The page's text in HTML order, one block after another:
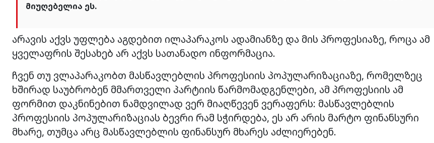
მიუღებელია ეს.
არავის აქვს უფლება აგდებით ილაპარაკოს ადამიანზე და მის პროფესიაზე, როცა ამ
ყველაფრის შესახებ არ აქვს სათანადო ინფორმაცია.
ჩვენ თუ ვლაპარაკობთ მასწავლებლის პროფესიის პოპულარიზაციაზე, რომელზეც
ხშირად საუბრობენ მმართველი პარტიის წარმომადგენლები, ამ პროფესიის ამ
ფორმით დაკნინებით ნამდვილად ვერ მიაღწევენ ვერაფერს: მასწავლებლის
პროფესიის პოპულარიზაციას ბევრი რამ სჭირდება, ეს არ არის მარტო ფინანსური
მხარე, თუმცა არც მასწავლებლის ფინანსურ მხარეს აძლიერებენ.